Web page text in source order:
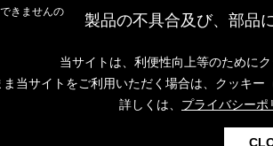
製品の不具合及び、部品
きましては、Webサイトにて承ってお
以下よりご連絡ください。
きませんの
当サイトは、利便性向上等のために
ま当サイトをご利用いただく場合は、クッキー
詳しくは、 プライバシーポ